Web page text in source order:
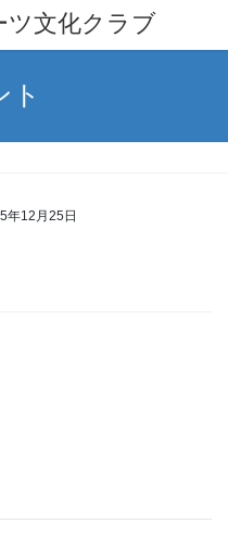
ツ文化クラブ
ト
年12月25日